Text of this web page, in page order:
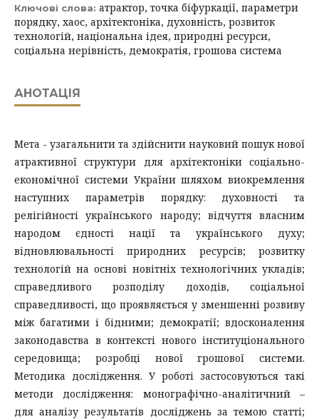
Ключові слова: атрактор, точка біфуркації, параметри
порядку, хаос, архітектоніка, духовність, розвиток
технологій, національна ідея, природні ресурси,
соціальна нерівність, демократія, грошова система
АНОТАЦІЯ
Мета - узагальнити та здійснити науковий пошук нової
атрактивної структури для архітектоніки соціально-
економічної системи України шляхом виокремлення
наступних параметрів порядку: духовності та
релігійності українського народу; відчуття власним
народом єдності нації та українського духу;
відновлювальності природних ресурсів; розвитку
технологій на основі новітніх технологічних укладів;
справедливого розподілу доходів, соціальної
справедливості, що проявляється у зменшенні розвиву
між багатими і бідними; демократії; вдосконалення
законодавства в контексті нового інституціонального
середовища; розробці нової грошової системи.
Методика дослідження. У роботі застосовуються такі
методи дослідження: монографічно-аналітичний –
для аналізу результатів досліджень за темою статті;